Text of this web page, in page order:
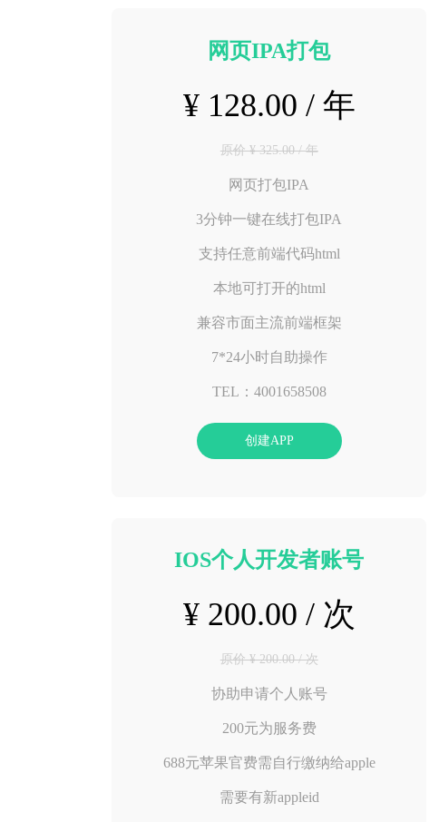
网页IPA打包
¥ 128.00 / 年
原价 ¥ 325.00 / 年
网页打包IPA
3分钟一键在线打包IPA
支持任意前端代码html
本地可打开的html
兼容市面主流前端框架
7*24小时自助操作
TEL：4001658508
创建APP
IOS个人开发者账号
¥ 200.00 / 次
原价 ¥ 200.00 / 次
协助申请个人账号
200元为服务费
688元苹果官费需自行缴纳给apple
需要有新appleid